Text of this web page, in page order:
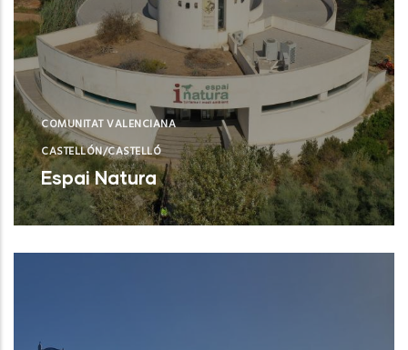
COMUNITAT VALENCIANA
CASTELLÓN/CASTELLÓ
Espai Natura
Torreblanca (Castelló/Castellón)